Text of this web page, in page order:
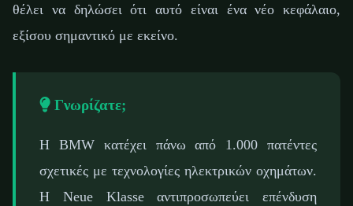
θέλει να δηλώσει ότι αυτό είναι ένα νέο κεφάλαιο,
εξίσου σημαντικό με εκείνο.
Γνωρίζατε;
Η BMW κατέχει πάνω από 1.000 πατέντες
σχετικές με τεχνολογίες ηλεκτρικών οχημάτων.
Η Neue Klasse αντιπροσωπεύει επένδυση